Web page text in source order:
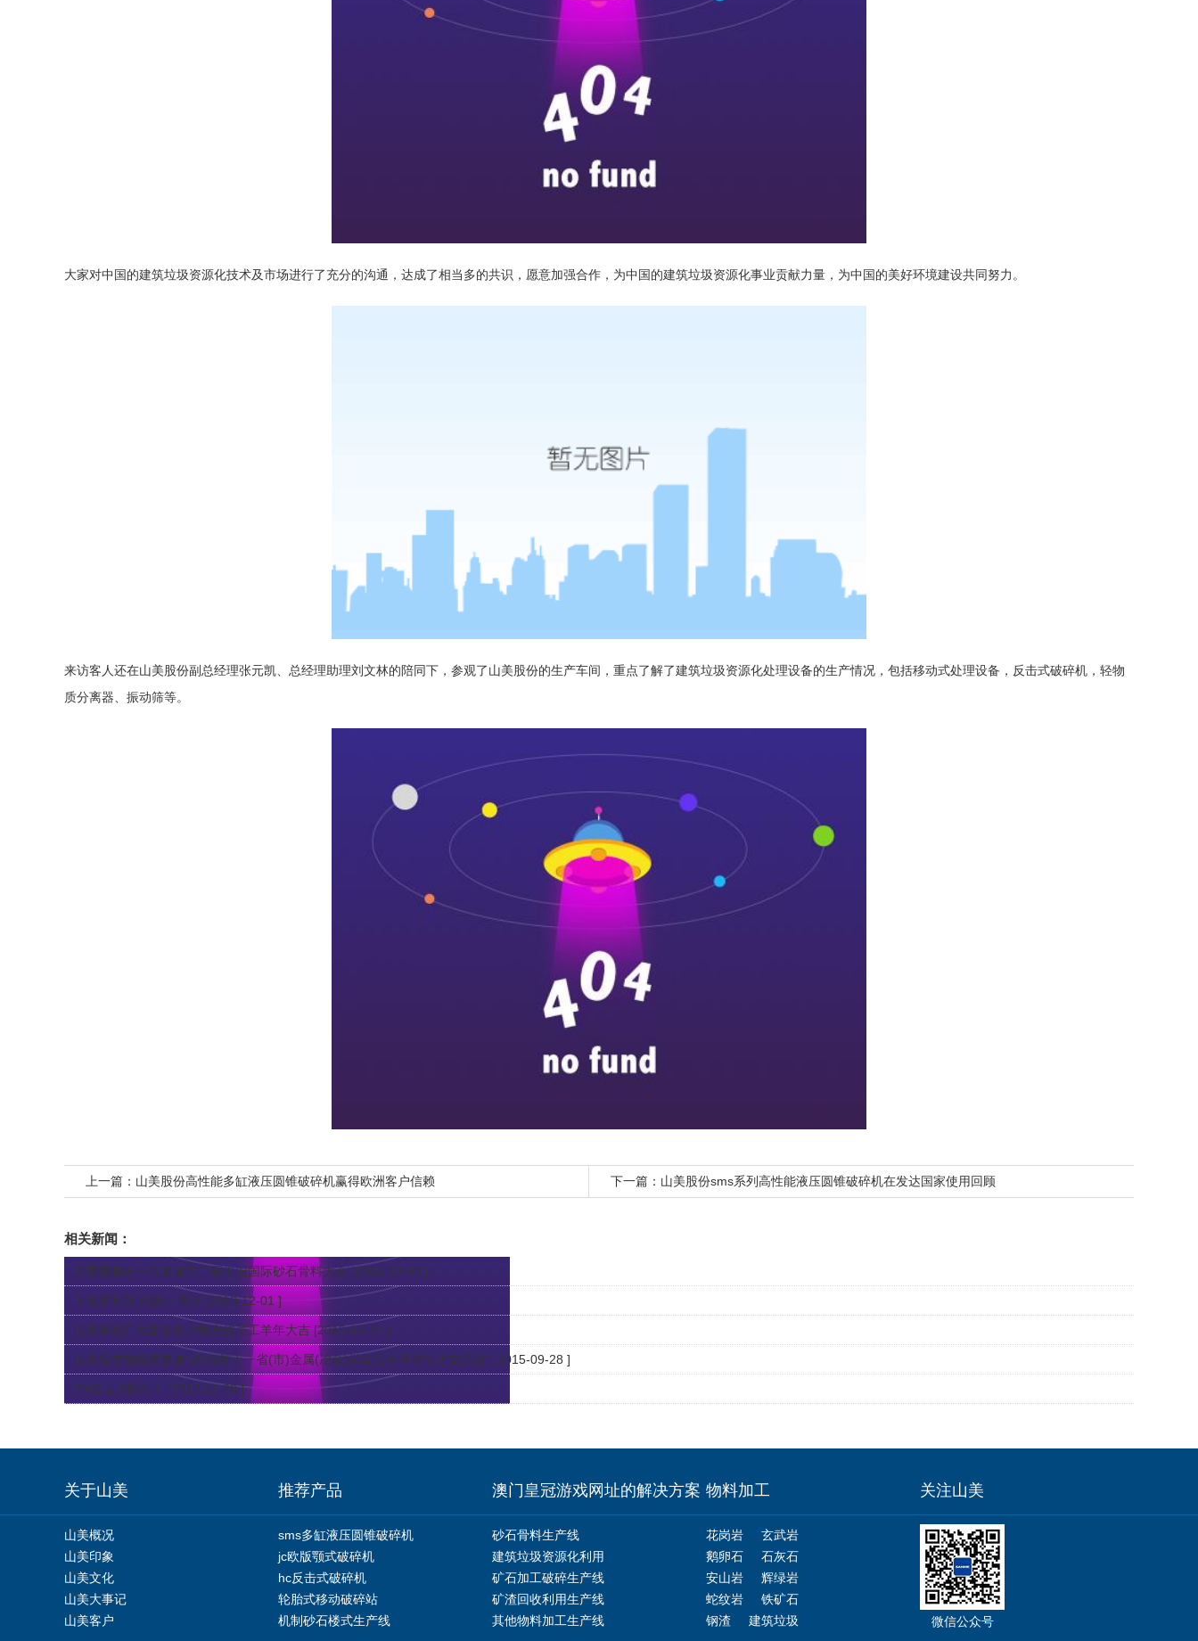
大家对中国的建筑垃圾资源化技术及市场进行了充分的沟通，达成了相当多的共识，愿意加强合作，为中国的建筑垃圾资源化事业贡献力量，为中国的美好环境建设共同努力。
来访客人还在山美股份副总经理张元凯、总经理助理刘文林的陪同下，参观了山美股份的生产车间，重点了解了建筑垃圾资源化处理设备的生产情况，包括移动式处理设备， 反击式破碎机 ， 轻物
质分离器
振动筛等。
上一篇： 山美股份高性能多缸液压圆锥破碎机赢得欧洲客户信赖 下一篇： 山美股份sms系列高性能液压圆锥破碎机在发达国家使用回顾
相关新闻：
山美董事长一行参加第二届中国国际砂石骨料大会[2015-12-10 ]
上海宝马展 低碳一路行 [2010-12-01 ]
山美恭祝广大新老客户和全体员工羊年大吉 [2015-02-12 ]
山美应首钢邀请参加“2015年十一省(市)金属(冶金)学会安全环保学术交流会” [2015-09-28 ]
2018元旦快乐！ [2017-12-29 ]
关于山美 推荐产品 澳门皇冠游戏网址的解决方案 物料加工 关注山美
山美概况
山美印象
山美文化
山美大事记
山美客户
sms多缸液压圆锥破碎机
jc欧版颚式破碎机
hc反击式破碎机
轮胎式移动破碎站
机制砂石楼式生产线
砂石骨料生产线
建筑垃圾资源化利用
矿石加工破碎生产线
矿渣回收利用生产线
其他物料加工生产线
花岗岩
玄武岩
鹅卵石
石灰石
安山岩
辉绿岩
蛇纹岩
铁矿石
钢渣
建筑垃圾 微信公众号